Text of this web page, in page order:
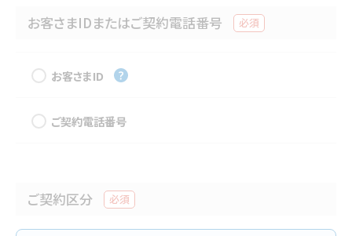
お客さまIDまたはご契約電話番号 必須
お客さまID
ご契約電話番号
ご契約区分 必須